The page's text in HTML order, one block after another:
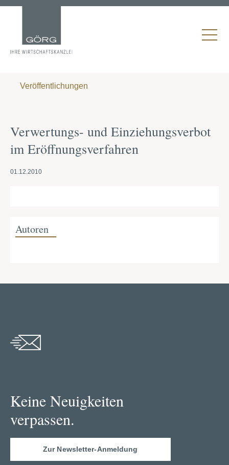
Veröffentlichungen
Verwertungs- und Einziehungsverbot
im Eröffnungsverfahren
01.12.2010
Autoren
Keine Neuigkeiten
verpassen.
Zur Newsletter-Anmeldung